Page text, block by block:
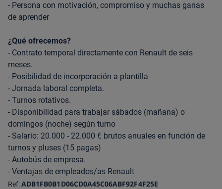
- Persona con motivación, compromiso y muchas ganas
de aprender
¿Qué ofrecemos?
- Contrato temporal directamente con Renault de seis
meses.
- Posibilidad de incorporación a plantilla
- Jornada laboral completa.
- Turnos rotativos.
- Disponibilidad para trabajar sábados (mañana) o
domingos (noche) según turno
- Salario: 20.000 - 22.000 € brutos anuales en función de
turnos y pluses (15 pagas)
- Autobús de empresa.
- Ventajas de empleados/as Renault
Ref:ADB1FB0B1D06CD0A45C06ABF92F4F25E